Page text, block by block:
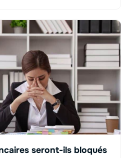
seront-ils bloqués